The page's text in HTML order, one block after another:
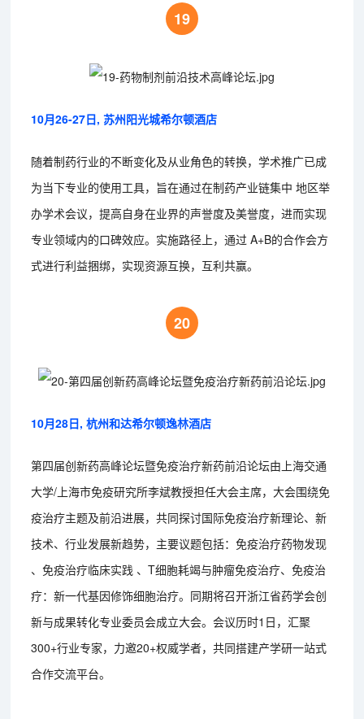
19
10月26-27日, 苏州阳光城希尔顿酒店
随着制药行业的不断变化及从业角色的转换，学术推广已成
为当下专业的使用工具，旨在通过在制药产业链集中 地区举
办学术会议，提高自身在业界的声誉度及美誉度，进而实现
专业领域内的口碑效应。实施路径上，通过 A+B的合作会方
式进行利益捆绑，实现资源互换，互利共赢。
20
10月28日, 杭州和达希尔顿逸林酒店
第四届创新药高峰论坛暨免疫治疗新药前沿论坛由上海交通
大学/上海市免疫研究所李斌教授担任大会主席，大会围绕免
疫治疗主题及前沿进展，共同探讨国际免疫治疗新理论、新
技术、行业发展新趋势，主要议题包括：免疫治疗药物发现
、免疫治疗临床实践 、T细胞耗竭与肿瘤免疫治疗、免疫治
疗：新一代基因修饰细胞治疗。同期将召开浙江省药学会创
新与成果转化专业委员会成立大会。会议历时1日，汇聚
300+行业专家，力邀20+权威学者，共同搭建产学研一站式
合作交流平台。